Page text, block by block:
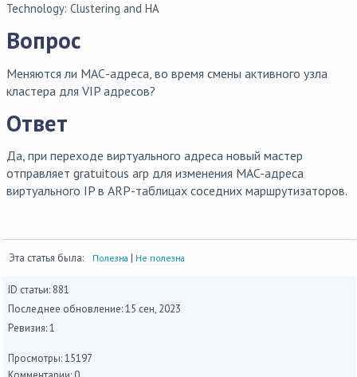
Technology: Clustering and HA
Вопрос
Меняются ли МАС-адреса, во время смены активного узла
кластера для VIP адресов?
Ответ
Да, при переходе виртуального адреса новый мастер
отправляет gratuitous arp для изменения MAC-адреса
виртуального IP в ARP-таблицах соседних маршрутизаторов.
Эта статья была: Полезна | Не полезна
ID статьи: 881
Последнее обновление:15 сен, 2023
Ревизия: 1
Просмотры: 15197